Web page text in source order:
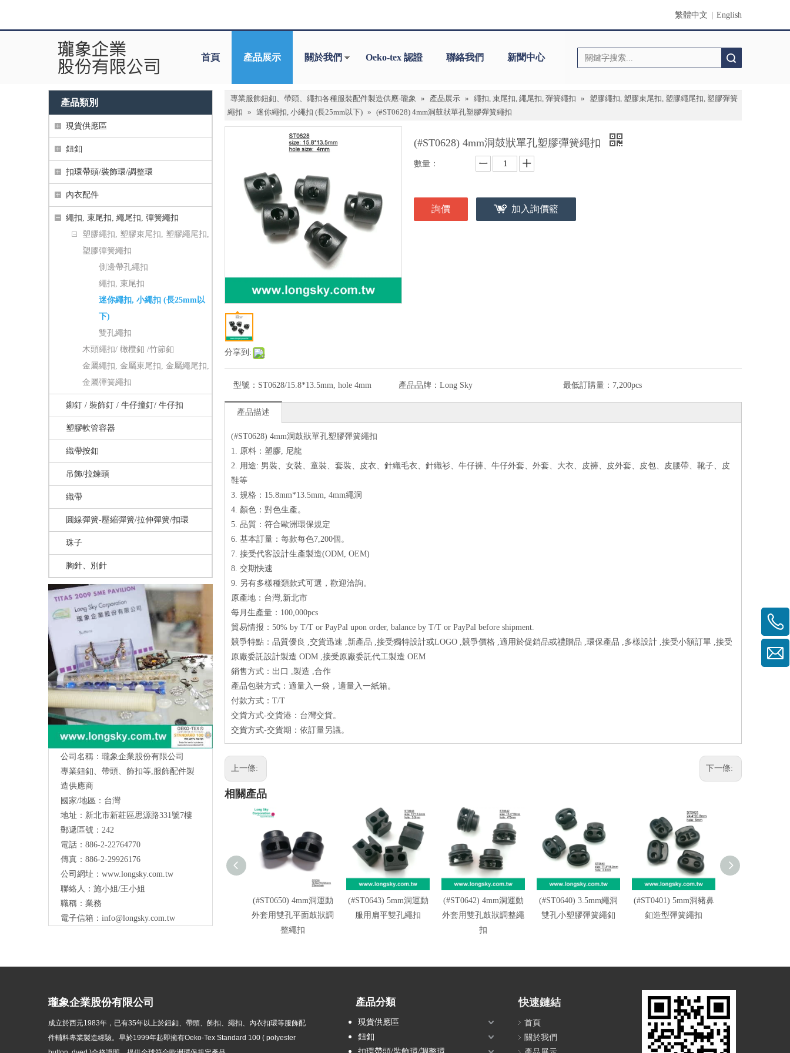
繁體中文 English
首頁 產品展示 關於我們 Oeko-tex 認證 聯絡我們 新聞中心
產品類別
現貨供應區
鈕釦
扣環帶頭/裝飾環/調整環
內衣配件
繩扣, 束尾扣, 繩尾扣, 彈簧繩扣
塑膠繩扣, 塑膠束尾扣, 塑膠繩尾扣,
塑膠彈簧繩扣
側邊帶孔繩扣
繩扣, 束尾扣
迷你繩扣, 小繩扣 (長25mm以
下)
雙孔繩扣
木頭繩扣/ 橄欖釦 /竹節釦
金屬繩扣, 金屬束尾扣, 金屬繩尾扣,
金屬彈簧繩扣
鉚釘 / 裝飾釘 / 牛仔撞釘/ 牛仔扣
塑膠軟管容器
織帶按釦
吊飾/拉鍊頭
織帶
圓線彈簧-壓縮彈簧/拉伸彈簧/扣環
珠子
胸針、別針
Long Sky- 服裝輔料、鈕扣、扣環、繩扣、
服飾配件製造供應
公司名稱：瓏象企業股份有限公司
專業鈕釦、帶頭、飾扣等,服飾配件製
造供應商
國家/地區：台灣
地址：新北市新莊區思源路331號7樓
郵遞區號：242
電話：886-2-22764770
傳真：886-2-29926176
公司網址： www.longsky.com.tw
聯絡人：施小姐/王小姐
職稱：業務
電子信箱： info@longsky.com.tw
專業服飾鈕釦、帶頭、繩扣各種服裝配件製造供應-瓏象 » 產品展示 » 繩扣, 束尾扣, 繩尾扣, 彈簧繩扣 »
塑膠繩扣, 塑膠束尾扣, 塑膠繩尾扣, 塑膠彈簧
繩扣 » 迷你繩扣, 小繩扣 (長25mm以下) » (#ST0628) 4mm洞鼓狀單孔塑膠彈簧繩扣
分享到:
(#ST0628) 4mm洞鼓狀單孔塑膠彈簧繩扣
數量：
詢價 加入詢價籃
型號： ST0628/15.8*13.5mm, hole 4mm 產品品牌： Long Sky 最低訂購量： 7,200pcs
產品描述
(#ST0628) 4mm洞鼓狀單孔塑膠彈簧繩扣
1. 原料：塑膠, 尼龍
2. 用途: 男裝、女裝、童裝、套裝、皮衣、針織毛衣、針織衫、牛仔褲、牛仔外套、外套、大衣、皮褲、皮外套、皮包、皮腰帶、靴子、皮
鞋等
3. 規格：15.8mm*13.5mm, 4mm繩洞
4. 顏色：對色生產。
5. 品質：符合歐洲環保規定
6. 基本訂量：每款每色7,200個。
7. 接受代客設計生產製造(ODM, OEM)
8. 交期快速
9. 另有多樣種類款式可選，歡迎洽詢。
原產地：台灣,新北市
每月生產量：100,000pcs
貿易情报：50% by T/T or PayPal upon order, balance by T/T or PayPal before shipment.
競爭特點：品質優良 ,交貨迅速 ,新產品 ,接受獨特設計或LOGO ,競爭價格 ,適用於促銷品或禮贈品 ,環保產品 ,多樣設計 ,接受小額訂單 ,接受
原廠委託設計製造 ODM ,接受原廠委託代工製造 OEM
銷售方式：出口 ,製造 ,合作
產品包裝方式：適量入一袋，適量入一紙箱。
付款方式：T/T
交貨方式-交貨港：台灣交貨。
交貨方式-交貨期：依訂量另議。
上一條: 下一條:
相關產品
(#ST0650) 4mm洞運動
外套用雙孔平面鼓狀調
整繩扣
(#ST0643) 5mm洞運動
服用扁平雙孔繩扣
(#ST0642) 4mm洞運動
外套用雙孔鼓狀調整繩
扣
(#ST0640) 3.5mm繩洞
雙孔小塑膠彈簧繩釦
(#ST0401) 5mm洞豬鼻
釦造型彈簧繩扣
瓏象企業股份有限公司
成立於西元1983年， 已有35年以上於鈕釦、帶頭、飾扣、繩扣、內衣扣環等服飾配
件輔料專業製造經驗。早於1999年起即擁有Oeko-Tex Standard 100 ( polyester
產品分類
現貨供應區
鈕釦
快速鏈結
首頁
關於我們